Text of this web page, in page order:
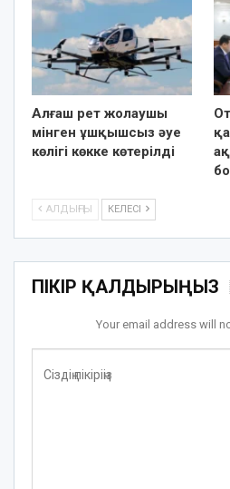
Алғаш рет жолаушы
мінген ұшқышсыз әуе
көлігі көкке көтерілді
АЛДЫҢҒЫ КЕЛЕСІ
ПІКІР ҚАЛДЫРЫҢЫЗ
Your email address will